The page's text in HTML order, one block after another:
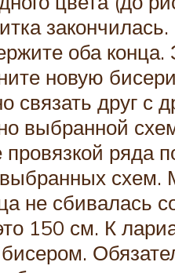
оба
новую
друг с
выбранной
ряда
схем.
не сбивалась
150 см. К